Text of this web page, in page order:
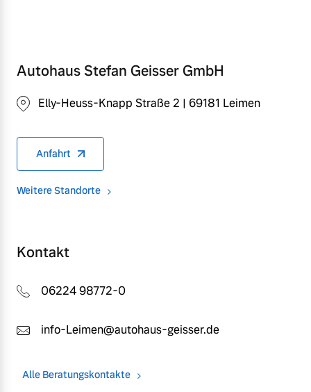
Autohaus Stefan Geisser GmbH
Elly-Heuss-Knapp Straße 2 | 69181 Leimen
Anfahrt
Weitere Standorte
Kontakt
06224 98772-0
info-Leimen@autohaus-geisser.de
Alle Beratungskontakte